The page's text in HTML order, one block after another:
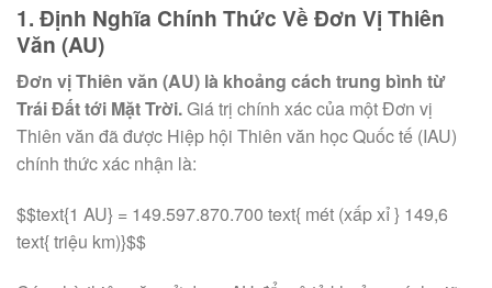
1. Định Nghĩa Chính Thức Về Đơn Vị Thiên
Văn (AU)
Đơn vị Thiên văn (AU) là khoảng cách trung bình từ
Trái Đất tới Mặt Trời.Giá trị chính xác của một Đơn vị
Thiên văn đã được Hiệp hội Thiên văn học Quốc tế (IAU)
chính thức xác nhận là:
$$text{1 AU} = 149.597.870.700 text{ mét (xấp xỉ } 149,6
text{ triệu km)}$$